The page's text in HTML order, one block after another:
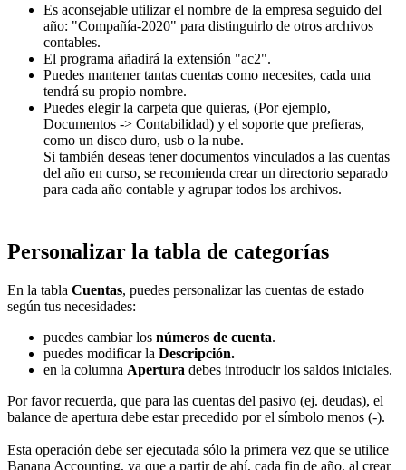
Es aconsejable utilizar el nombre de la empresa seguido del
año: "Compañía-2020" para distinguirlo de otros archivos
contables.
El programa añadirá la extensión "ac2".
Puedes mantener tantas cuentas como necesites, cada una
tendrá su propio nombre.
Puedes elegir la carpeta que quieras, (Por ejemplo,
Documentos -> Contabilidad) y el soporte que prefieras,
como un disco duro, usb o la nube.
Si también deseas tener documentos vinculados a las cuentas
del año en curso, se recomienda crear un directorio separado
para cada año contable y agrupar todos los archivos.
Personalizar la tabla de categorías
En la tabla Cuentas, puedes personalizar las cuentas de estado
según tus necesidades:
puedes cambiar los números de cuenta.
puedes modificar la Descripción.
en la columna Apertura debes introducir los saldos iniciales.
Por favor recuerda, que para las cuentas del pasivo (ej. deudas), el
balance de apertura debe estar precedido por el símbolo menos (-).
Esta operación debe ser ejecutada sólo la primera vez que se utilice
Banana Accounting, ya que a partir de ahí, cada fin de año, al crear